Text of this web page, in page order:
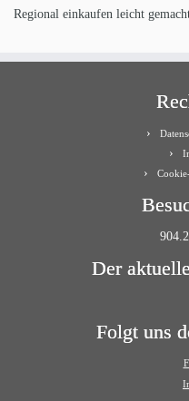
Regional einkaufen leicht
Der
Folgt uns